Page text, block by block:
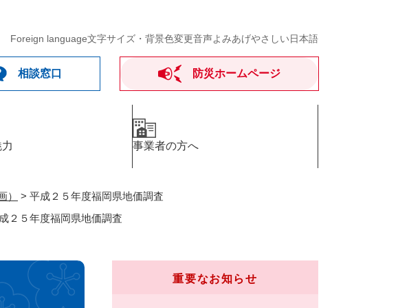
Foreign language文字サイズ・背景色変更音声よみあげやさしい日本語
相談窓口 防災ホームページ
事業者の方へ
） > 平成２５年度福岡県地価調査
２５年度福岡県地価調査
重要なお知らせ